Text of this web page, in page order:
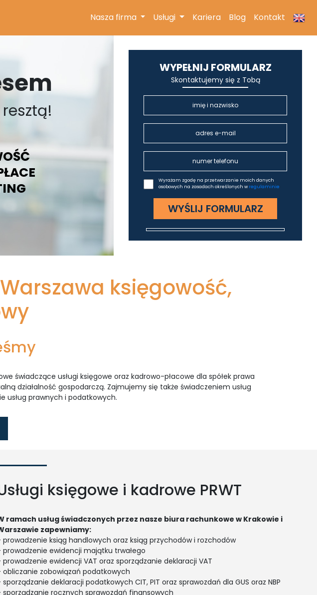
Nasza firma (current)
Usługi Kariera Blog Kontakt
WYPEŁNIJ FORMULARZ
Skontaktujemy się z Tobą
Wyrażam zgodę na przetwarzanie moich danych
osobowych na zasadach określonych wregulaminie
księgowość,
świadczące usługi księgowe oraz kadrowo-płacowe dla spółek prawa
działalność gospodarczą. Zajmujemy się także świadczeniem usług
usług prawnych i podatkowych.
księgowe i kadrowe PRWT
ramach usług świadczonych przez nasze biura rachunkowe w Krakowie i
zapewniamy:
prowadzenie ksiąg handlowych oraz ksiąg przychodów i rozchodów
prowadzenie ewidencji majątku trwałego
prowadzenie ewidencji VAT oraz sporządzanie deklaracji VAT
obliczanie zobowiązań podatkowych
sporządzanie deklaracji podatkowych CIT, PIT oraz sprawozdań dla GUS oraz NBP
sporządzanie rocznych sprawozdań finansowych